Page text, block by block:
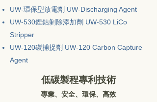
UW-環保型放電劑 UW-Discharging Agent
UW-530鋰鈷剝除添加劑 UW-530 LiCo
Stripper
UW-120碳捕捉劑 UW-120 Carbon Capture
Agent
低碳製程專利技術
​專業、安全、環保、高效